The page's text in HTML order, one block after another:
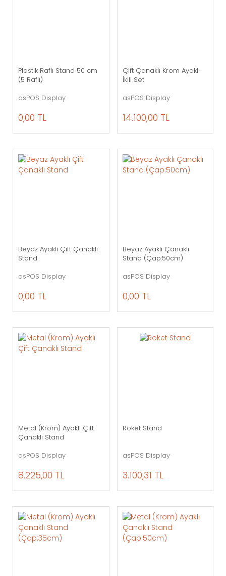
Plastik Raflı Stand 50 cm
(5 Raflı)
asPOS Display
0,00 TL
Çift Çanaklı Krom Ayaklı
İkili Set
asPOS Display
14.100,00 TL
Beyaz Ayaklı Çift Çanaklı
Stand
asPOS Display
0,00 TL
Beyaz Ayaklı Çanaklı
Stand (Çap:50cm)
asPOS Display
0,00 TL
Metal (Krom) Ayaklı Çift
Çanaklı Stand
asPOS Display
8.225,00 TL
Roket Stand
asPOS Display
3.100,31 TL